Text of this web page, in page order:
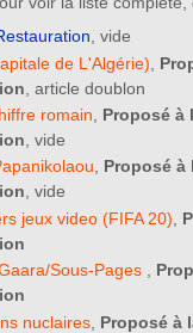
, vide
de L'Algérie)
, article doublon
romain
Proposé à
, vide
, Proposé à
, vide
jeux video (FIFA 20)
Sous-Pages ,
nuclaires Proposé à